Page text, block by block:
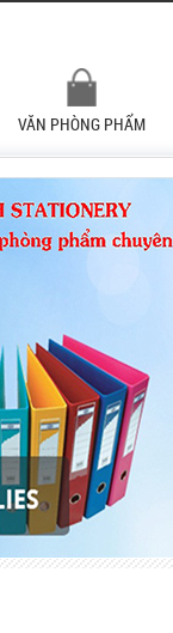
VĂN PHÒNG PHẨM